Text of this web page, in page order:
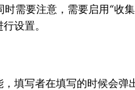
需要注意，需要启用“收
设置。
填写者在填写的时候会